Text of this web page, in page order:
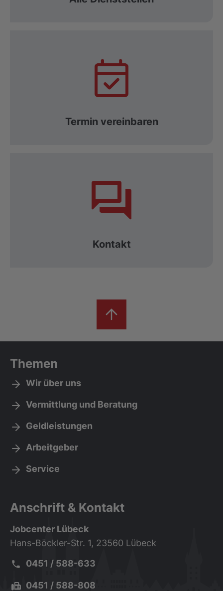
Termin vereinbaren
Kontakt
Themen
Wir über uns
Vermittlung und Beratung
Geldleistungen
Arbeitgeber
Service
Anschrift & Kontakt
Jobcenter Lübeck
Hans-Böckler-Str. 1, 23560 Lübeck
Telefon:
0451 / 588-633
Fax:0451 / 588-808